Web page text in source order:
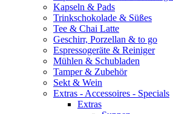
Espressokocher und Dichtungen
Kapseln & Pads
Trinkschokolade & Süßes
Tee & Chai Latte
Geschirr, Porzellan & to go
Espressogeräte & Reiniger
Mühlen & Schubladen
Tamper & Zubehör
Sekt & Wein
Extras - Accessoires - Specials